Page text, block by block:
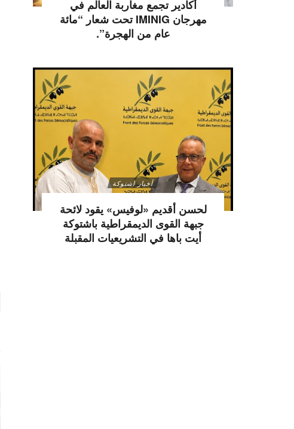
أكادير تجمع مغاربة العالم في
مهرجان IMINIG تحت شعار “مائة
عام من الهجرة”.
أخبار اشتوكة
لحسن أقديم «لوفيس» يقود لائحة
جبهة القوى الديمقراطية باشتوكة
أيت باها في التشريعيات المقبلة